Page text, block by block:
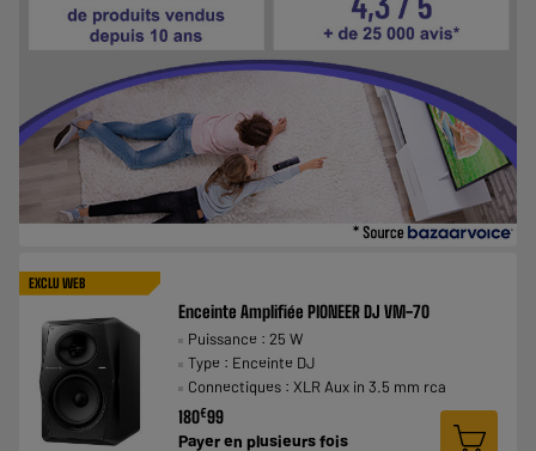
EXCLU WEB
Enceinte Amplifiée PIONEER DJ VM-70
Puissance : 25 W
Type : Enceinte DJ
Connectiques : XLR Aux in 3.5 mm rca
180€99
Payer en plusieurs fois